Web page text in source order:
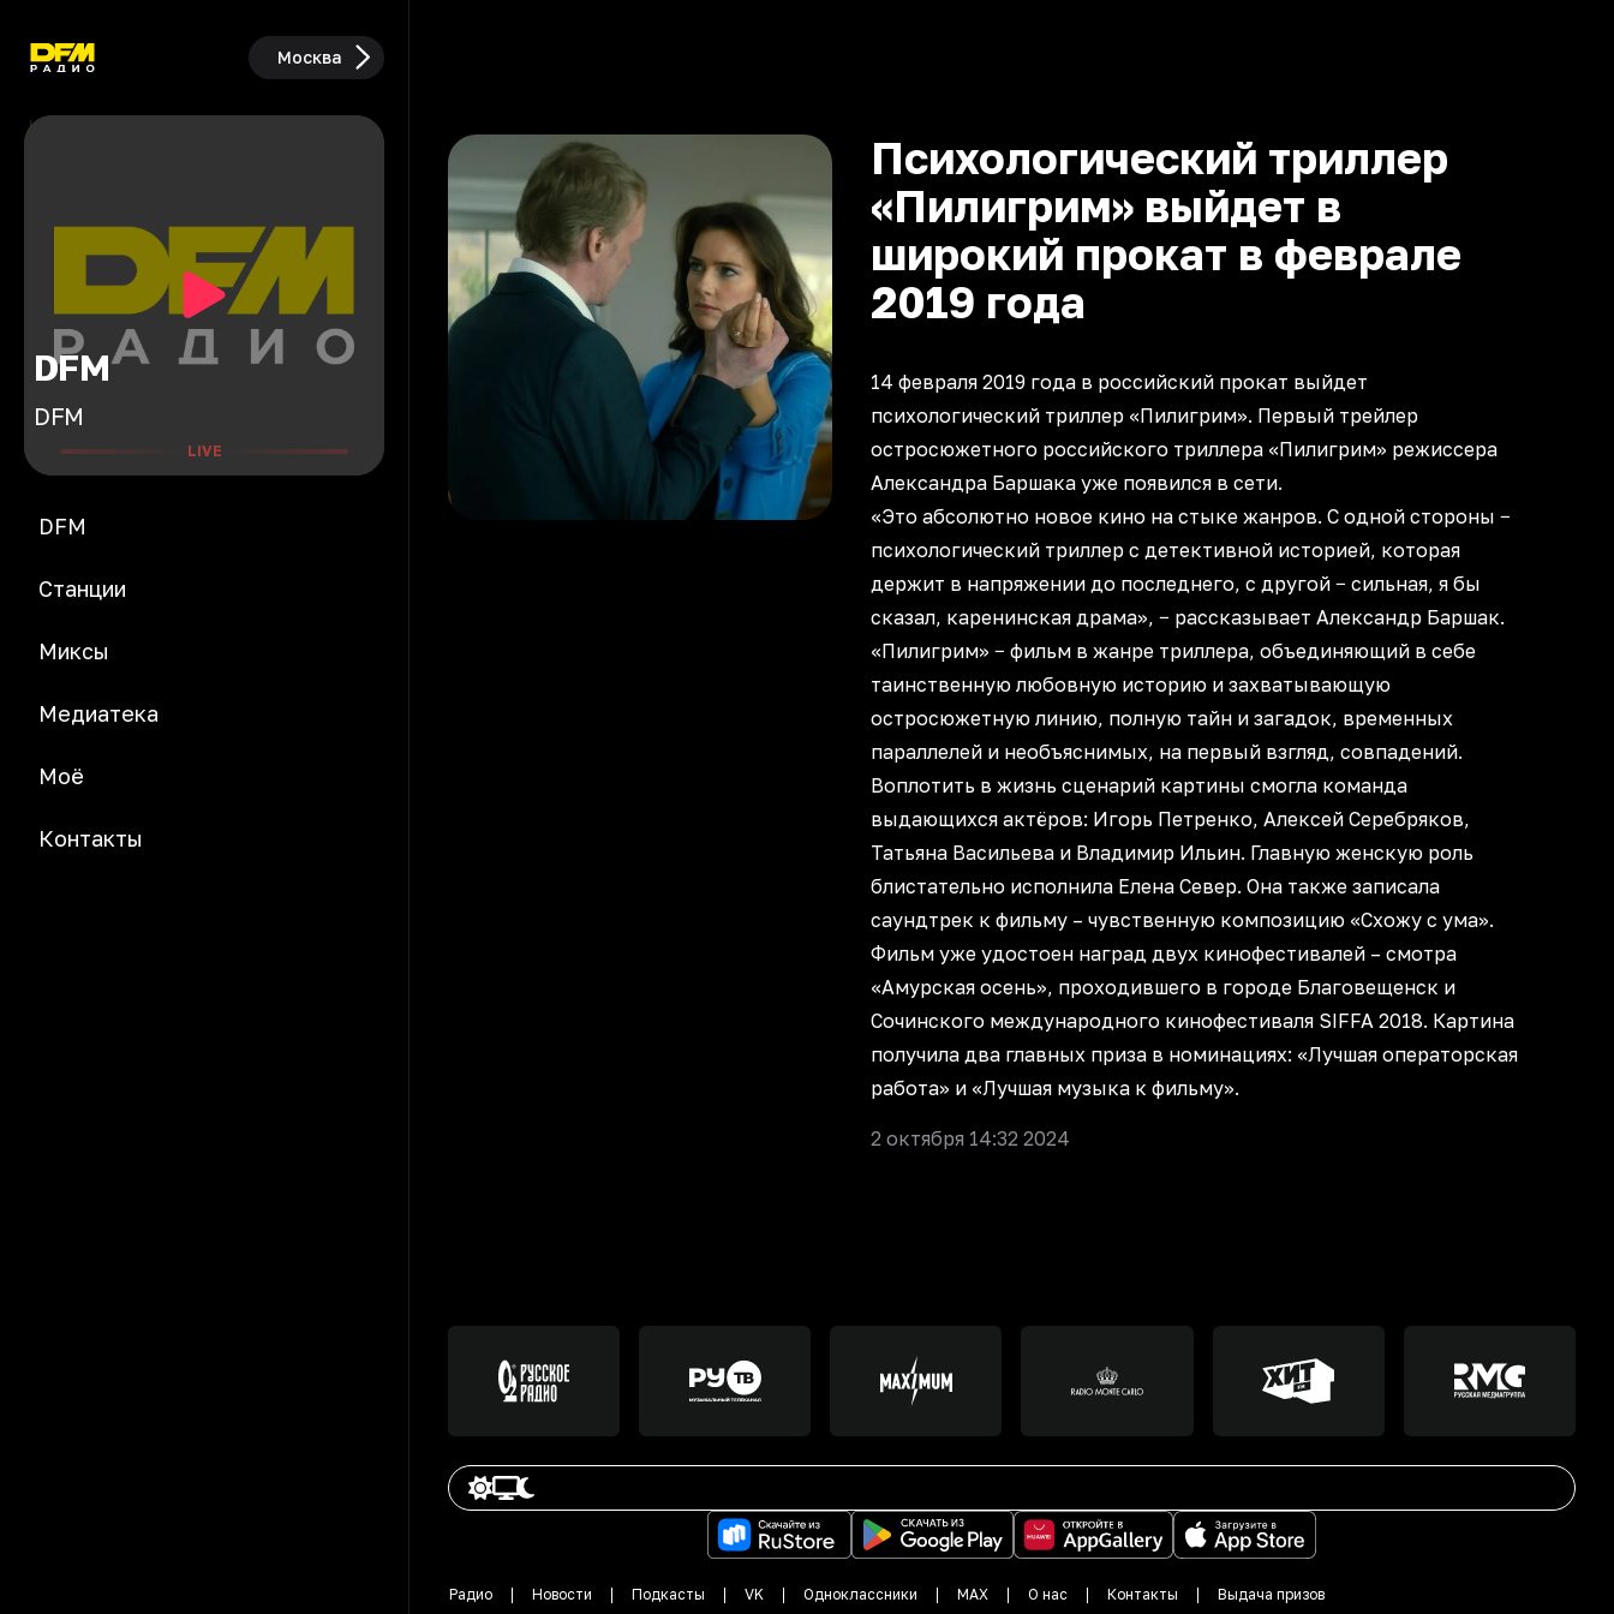
Москва
DFM
DFM
LIVE
DFM
Станции
Миксы
Медиатека
Моё
Контакты
Психологический триллер
«Пилигрим» выйдет в
широкий прокат в феврале
2019 года
14 февраля 2019 года в российский прокат выйдет
психологический триллер «Пилигрим». Первый трейлер
остросюжетного российского триллера «Пилигрим» режиссера
Александра Баршака уже появился в сети.
«Это абсолютно новое кино на стыке жанров. С одной стороны −
психологический триллер с детективной историей, которая
держит в напряжении до последнего, с другой − сильная, я бы
сказал, каренинская драма», − рассказывает Александр Баршак.
«Пилигрим» − фильм в жанре триллера, объединяющий в себе
таинственную любовную историю и захватывающую
остросюжетную линию, полную тайн и загадок, временных
параллелей и необъяснимых, на первый взгляд, совпадений.
Воплотить в жизнь сценарий картины смогла команда
выдающихся актёров: Игорь Петренко, Алексей Серебряков,
Татьяна Васильева и Владимир Ильин. Главную женскую роль
блистательно исполнила Елена Север. Она также записала
саундтрек к фильму – чувственную композицию «Схожу с ума».
Фильм уже удостоен наград двух кинофестивалей – смотра
«Амурская осень», проходившего в городе Благовещенск и
Сочинского международного кинофестиваля SIFFA 2018. Картина
получила два главных приза в номинациях: «Лучшая операторская
работа» и «Лучшая музыка к фильму».
2 октября 14:32 2024
Радио Новости Подкасты VK Одноклассники MAX О нас Контакты Выдача призов